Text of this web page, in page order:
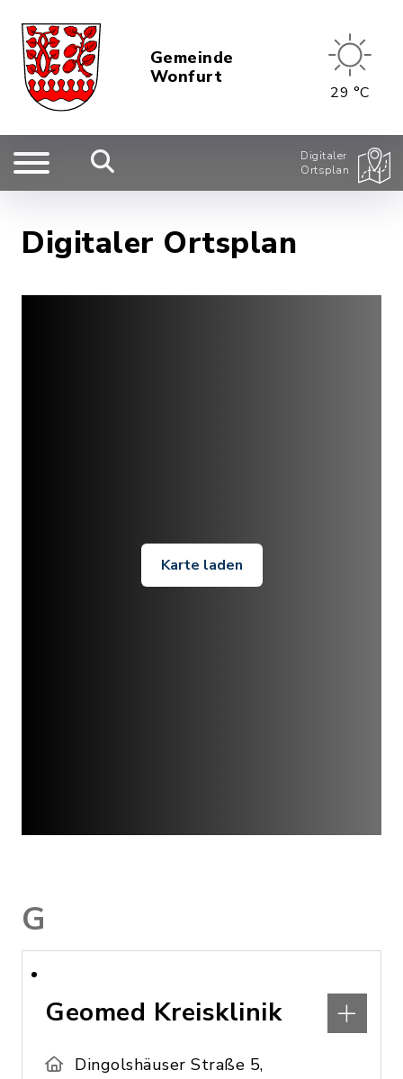
Gemeinde
Wonfurt
29 °C
Digitaler
Ortsplan
Digitaler Ortsplan
Karte laden
G
Geomed Kreisklinik
Dingolshäuser Straße 5,